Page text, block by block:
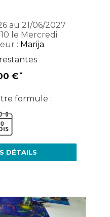
au 21/06/2027
le Mercredi
: Marija
€
formule :
DÉTAILS